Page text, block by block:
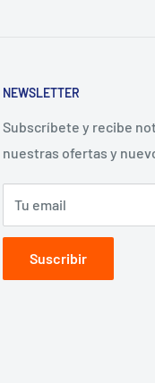
NEWSLETTER
Subscríbete y recibe
nuestras ofertas y
Tu email
Suscribir